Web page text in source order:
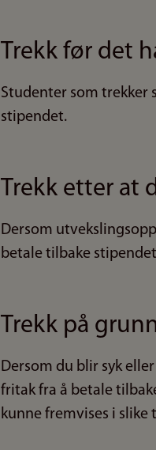
Trekk før det
Studenter som trekker
stipendet.
Trekk etter at
Dersom
betale tilbake
Trekk på
Dersom du blir syk
fritak fra å betale
kunne fremvises i slike